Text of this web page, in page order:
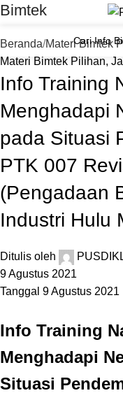
Bimtek
Beranda Materi Bimtek
Materi Bimtek Pilihan,
Info Training
Menghadapi
pada Situasi
PTK 007
(Pengadaan
Industri Hulu
Ditulis oleh
9 Agustus 2021
Tanggal 9 Agustus 2021
Info Training
Menghadapi
Situasi